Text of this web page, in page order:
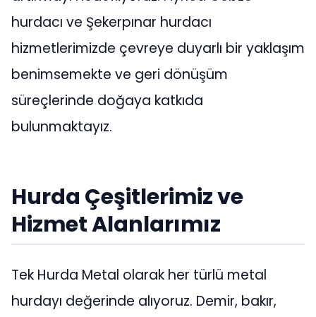
hurdacı ve Şekerpınar hurdacı
hizmetlerimizde çevreye duyarlı bir yaklaşım
benimsemekte ve geri dönüşüm
süreçlerinde doğaya katkıda
bulunmaktayız.
Hurda Çeşitlerimiz ve
Hizmet Alanlarımız
Tek Hurda Metal olarak her türlü metal
hurdayı değerinde alıyoruz. Demir, bakır,